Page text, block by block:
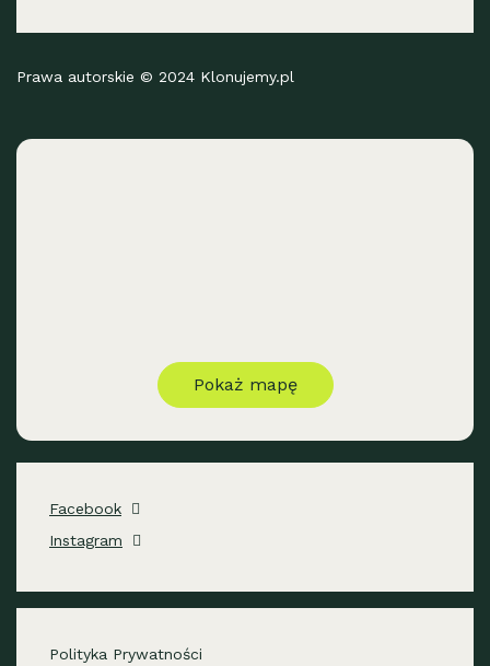
Prawa autorskie © 2024 Klonujemy.pl
Pokaż mapę
Facebook
Instagram
Polityka Prywatności